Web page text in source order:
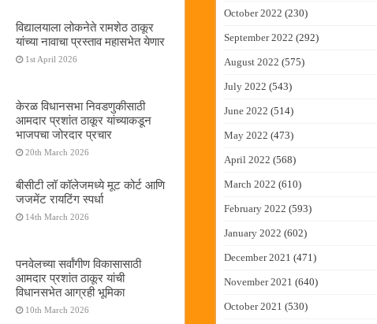
विद्यालयाला लोकनेते रामशेठ ठाकूर
यांच्या नावाचा प्रस्ताव महासभेत येणार
1st April 2026
केरळ विधानसभा निवडणुकीसाठी
आमदार प्रशांत ठाकूर यांच्याकडून
भाजपचा जोरदार प्रचार
20th March 2026
बीसीटी लॉ कॉलेजमध्ये मूट कोर्ट आणि
जजमेंट रायटिंग स्पर्धा
14th March 2026
पनवेलच्या सर्वांगीण विकासासाठी
आमदार प्रशांत ठाकूर यांची
विधानसभेत आग्रही भूमिका
10th March 2026
October 2022 (230)
September 2022 (292)
August 2022 (575)
July 2022 (543)
June 2022 (514)
May 2022 (473)
April 2022 (568)
March 2022 (610)
February 2022 (593)
January 2022 (602)
December 2021 (471)
November 2021 (640)
October 2021 (530)